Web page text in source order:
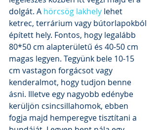
dolgát. A hörcsög lakhely lehet
ketrec, terrárium vagy bútorlapokból
épített hely. Fontos, hogy legalább
80*50 cm alapterületű és 40-50 cm
magas legyen. Tegyünk bele 10-15
cm vastagon forgácsot vagy
kenderalmot, hogy tudjon benne
ásni. Illetve egy nagyobb edénybe
kerüljön csincsillahomok, ebben
fogja majd hemperegve tisztítani a